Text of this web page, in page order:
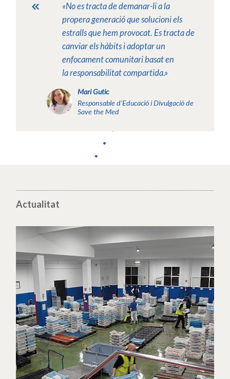
«No es tracta de demanar-li a la
propera generació que solucioni els
estralls que hem provocat. Es tracta de
canviar els hàbits i adoptar un
enfocament comunitari basat en
laresponsabilitat compartida.»
Mari Gutic
Responsable d’Educació i Divulgació de
Save the Med
Actualitat